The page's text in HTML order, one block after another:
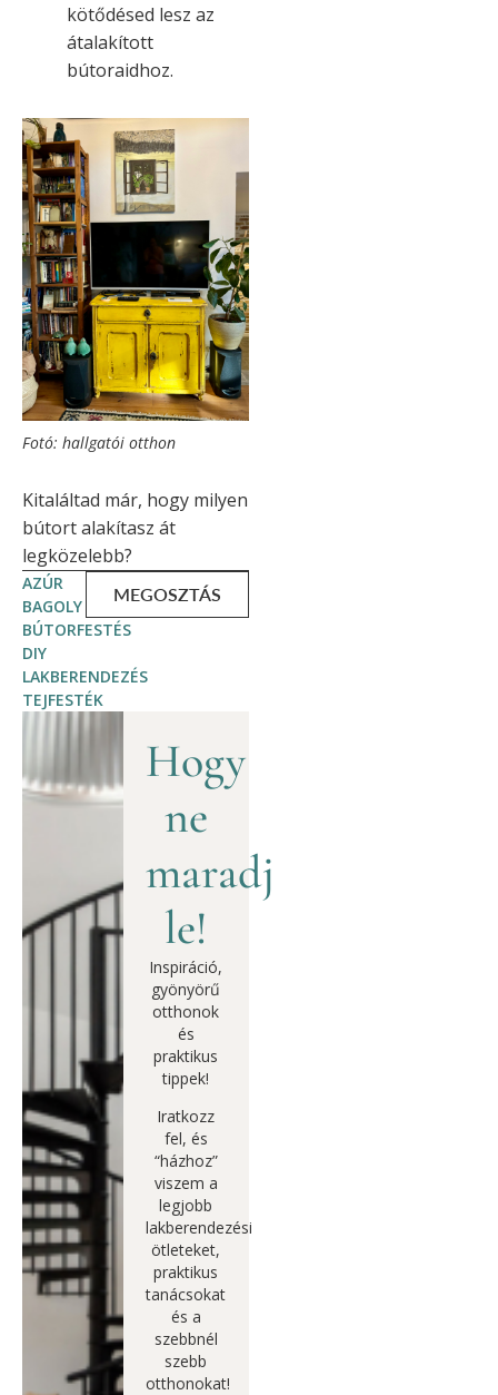
kötődésed lesz az
átalakított
bútoraidhoz.
Fotó: hallgatói otthon
Kitaláltad már, hogy milyen
bútort alakítasz át
legközelebb?
AZÚR
BAGOLY
BÚTORFESTÉS
DIY
LAKBERENDEZÉS
TEJFESTÉK
MEGOSZTÁS
Hogy
ne
maradj
le!
Inspiráció,
gyönyörű
otthonok
és
praktikus
tippek!
Iratkozz
fel, és
“házhoz”
viszem a
legjobb
lakberendezési
ötleteket,
praktikus
tanácsokat
és a
szebbnél
szebb
otthonokat!